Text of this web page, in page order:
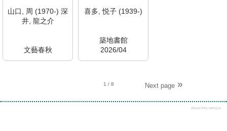
山口, 周 (1970-) 深
井, 龍之介
文藝春秋
2026/04
喜多, 悦子 (1939-)
築地書館
2026/04
WY/115/K
所蔵中
1 / 8 Next page
About this service.